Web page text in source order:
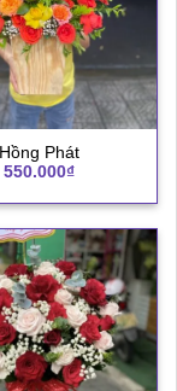
Hồng Phát
550.000₫